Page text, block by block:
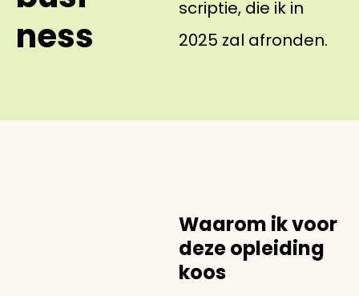
ness
scriptie, die ik in
2025 zal afronden.
Waarom ik voor
deze opleiding
koos